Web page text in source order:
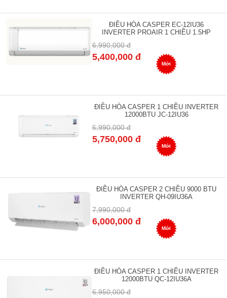
ĐIỀU HÒA CASPER EC-12IU36
INVERTER PROAIR 1 CHIỀU 1.5HP
6,990,000 đ
5,400,000 đ
Mới
ĐIỀU HÒA CASPER 1 CHIỀU INVERTER
12000BTU JC-12IU36
6,990,000 đ
5,750,000 đ
Mới
ĐIỀU HÒA CASPER 2 CHIỀU 9000 BTU
INVERTER QH-09IU36A
7,990,000 đ
6,000,000 đ
Mới
ĐIỀU HÒA CASPER 1 CHIỀU INVERTER
12000BTU QC-12IU36A
6,950,000 đ